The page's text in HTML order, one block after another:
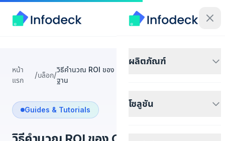
ผลิตภัณฑ์
โซลูชัน
หน้า
แรก
/บล็อก/วิธีคำนวณ ROI ของ CMMS: สูตร, ตัวอย่าง และหลัก
ฐาน
Guides & Tutorials